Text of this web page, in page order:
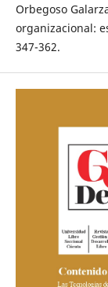
Orbegoso
organizacional:
347-362.